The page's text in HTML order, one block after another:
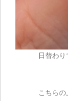
日替わ
こちら